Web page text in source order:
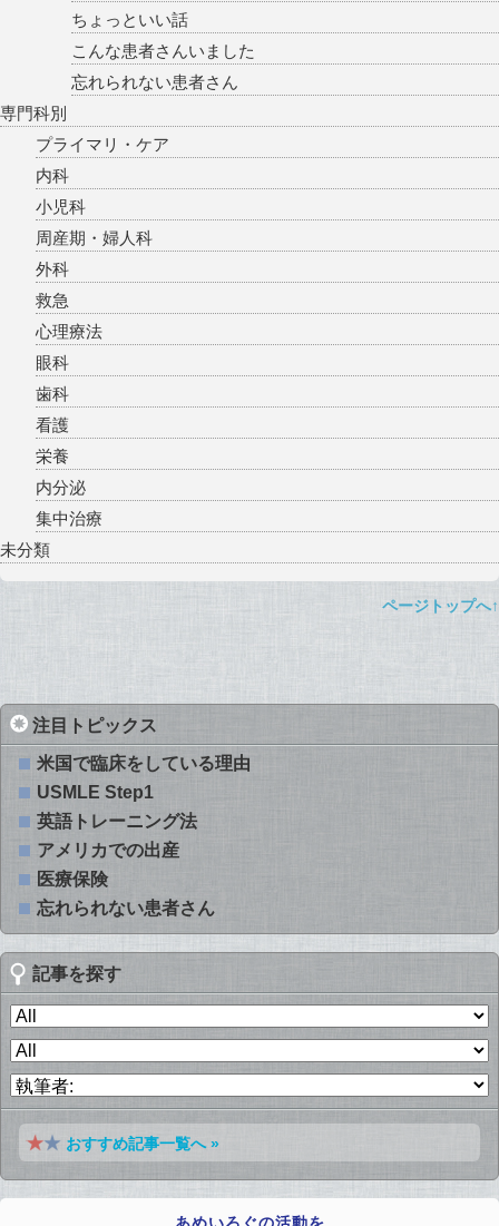
ちょっといい話
こんな患者さんいました
忘れられない患者さん
専門科別
プライマリ・ケア
内科
小児科
周産期・婦人科
外科
救急
心理療法
眼科
歯科
看護
栄養
内分泌
集中治療
未分類
ページトップへ↑
注目トピックス
米国で臨床をしている理由
USMLE Step1
英語トレーニング法
アメリカでの出産
医療保険
忘れられない患者さん
記事を探す
おすすめ記事一覧へ »